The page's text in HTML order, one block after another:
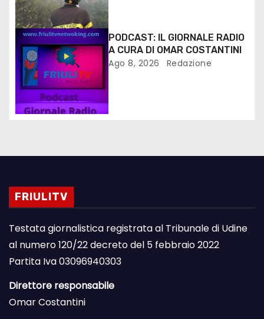
PODCAST: IL GIORNALE RADIO
A CURA DI OMAR COSTANTINI
Ago 8, 2026 Redazione
FRIULITV
Testata giornalistica registrata al Tribunale di Udine
al numero 120/22 decreto del 5 febbraio 2022
Partita Iva 03096940303
Direttore responsabile
Omar Costantini